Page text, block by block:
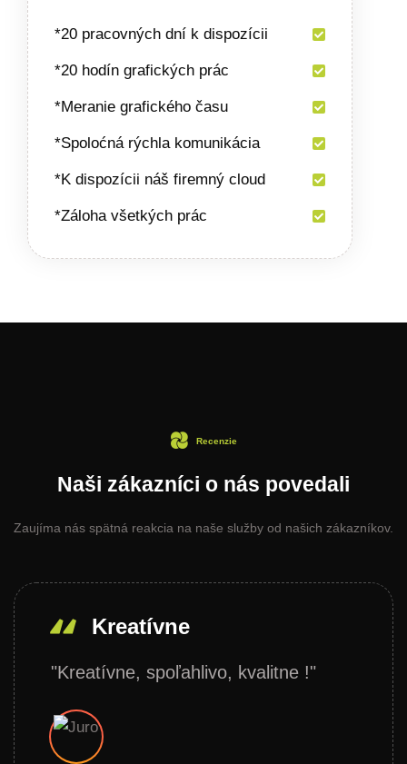
*20 pracovných dní k dispozícii
*20 hodín grafických prác
*Meranie grafického času
*Spoloćná rýchla komunikácia
*K dispozícii náš firemný cloud
*Záloha všetkých prác
Recenzie
Naši zákazníci o nás povedali
Zaujíma nás spätná reakcia na naše služby od našich zákazníkov.
Kreatívne
"Kreatívne, spoľahlivo, kvalitne !"